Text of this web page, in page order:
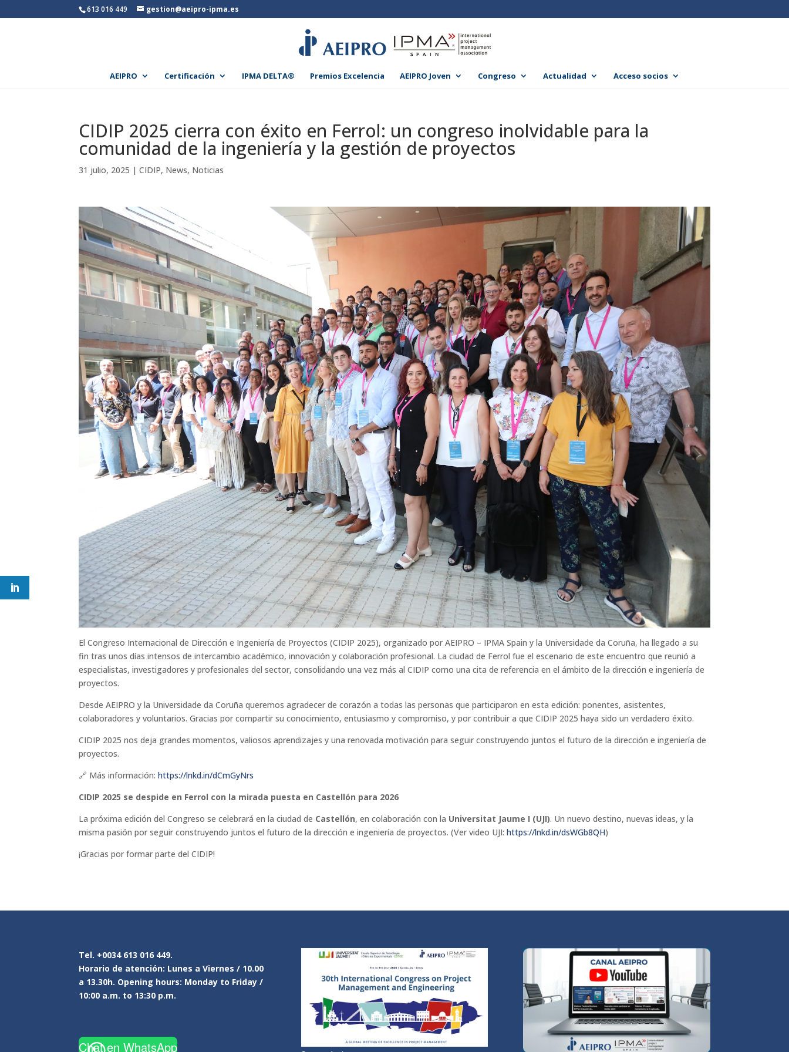
613 016 449 gestion@aeipro-ipma.es
AEIPRO Certificación IPMA DELTA® Premios Excelencia AEIPRO Joven Congreso Actualidad Acceso socios
CIDIP 2025 cierra con éxito en Ferrol: un congreso inolvidable para la
comunidad de la ingeniería y la gestión de proyectos
31 julio, 2025 |CIDIP, News, Noticias
El Congreso Internacional de Dirección e Ingeniería de Proyectos (CIDIP 2025), organizado por AEIPRO – IPMA Spain y la Universidade da Coruña, ha llegado a su
fin tras unos días intensos de intercambio académico, innovación y colaboración profesional. La ciudad de Ferrol fue el escenario de este encuentro que reunió a
especialistas, investigadores y profesionales del sector, consolidando una vez más al CIDIP como una cita de referencia en el ámbito de la dirección e ingeniería de
proyectos.
Desde AEIPRO y la Universidade da Coruña queremos agradecer de corazón a todas las personas que participaron en esta edición: ponentes, asistentes,
colaboradores y voluntarios. Gracias por compartir su conocimiento, entusiasmo y compromiso, y por contribuir a que CIDIP 2025 haya sido un verdadero éxito.
CIDIP 2025 nos deja grandes momentos, valiosos aprendizajes y una renovada motivación para seguir construyendo juntos el futuro de la dirección e ingeniería de
proyectos.
🔗 Más información:https://lnkd.in/dCmGyNrs
CIDIP 2025 se despide en Ferrol con la mirada puesta en Castellón para 2026
La próxima edición del Congreso se celebrará en la ciudad de Castellón, en colaboración con la Universitat Jaume I (UJI). Un nuevo destino, nuevas ideas, y la
misma pasión por seguir construyendo juntos el futuro de la dirección e ingeniería de proyectos. (Ver video UJI:https://lnkd.in/dsWGb8QH)
¡Gracias por formar parte del CIDIP!
Tel. +0034 613 016 449.
Horario de atención: Lunes a Viernes / 10.00
a 13.30h. Opening hours: Monday to Friday /
10:00 a.m. to 13:30 p.m.
Chat en WhatsApp